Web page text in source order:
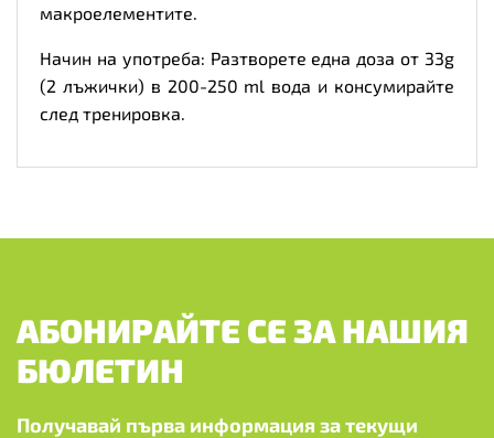
макроелементите.
Начин на употреба: Разтворете една доза от 33g
(2 лъжички) в 200-250 ml вода и консумирайте
след тренировка.
АБОНИРАЙТЕ СЕ ЗА НАШИЯ
БЮЛЕТИН
Получавай първа информация за текущи